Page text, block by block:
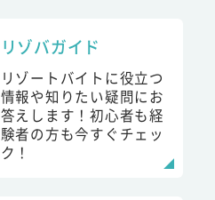
リゾバガイド
リゾートバイトに役立つ
情報や知りたい疑問にお
答えします！初心者も経
験者の方も今すぐチェッ
ク！